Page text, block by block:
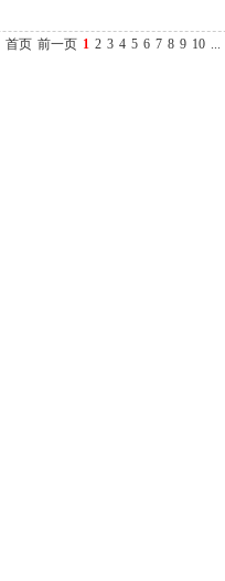
首页 前一页 1 2 3 4 5 6 7 8 9 10 ...